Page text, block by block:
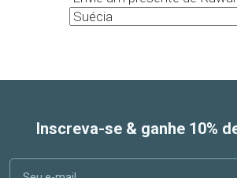
Inscreva-se & ganhe 10%